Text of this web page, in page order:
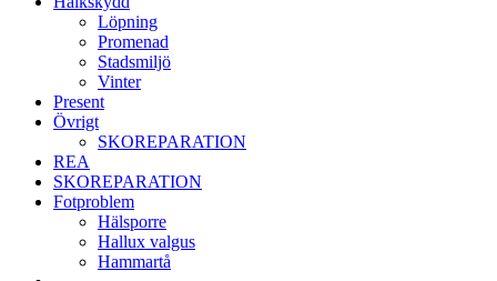
Löpning
Promenad
Stadsmiljö
Vinter
Present
Övrigt
SKOREPARATION
REA
SKOREPARATION
Fotproblem
Hälsporre
Hallux valgus
Hammartå